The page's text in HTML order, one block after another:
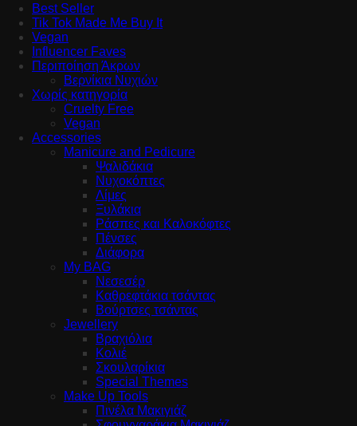
Best Seller
Tik Tok Made Me Buy It
Vegan
Influencer Faves
Περιποίηση Άκρων
Βερνίκια Νυχιών
Χωρίς κατηγορία
Cruelty Free
Vegan
Accessories
Manicure and Pedicure
Ψαλιδάκια
Νυχοκόπτες
Λίμες
Ξυλάκια
Ράσπες και Καλοκόφτες
Πένσες
Διάφορα
My BAG
Νεσεσέρ
Καθρεφτάκια τσάντας
Βούρτσες τσάντας
Jewellery
Βραχιόλια
Κολιέ
Σκουλαρίκια
Special Themes
Make Up Tools
Πινέλα Μακιγιάζ